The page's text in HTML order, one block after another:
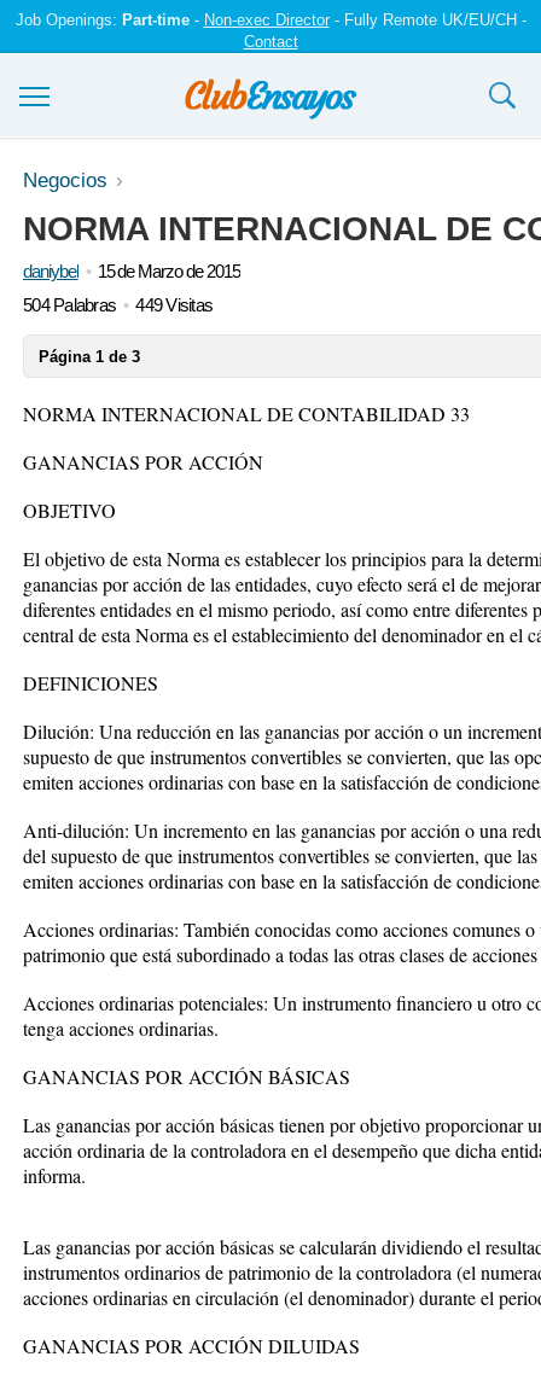
Job Openings: Part-time- Non-exec Director- Fully Remote UK/EU/CH -
Contact
Ensayos y trabajos
Registrarse
Iniciar sesión
Negocios
NORMA INTERNACIONAL DE
daniybel
15 de Marzo de 2015
504 Palabras
449 Visitas
Página 1 de 3
NORMA INTERNACIONAL DE CONTABILIDAD 33
GANANCIAS POR ACCIÓN
OBJETIVO
El objetivo de esta Norma es establecer los principios para la
ganancias por acción de las entidades, cuyo efecto será el de
diferentes entidades en el mismo periodo, así como entre
central de esta Norma es el establecimiento del denominador en el
DEFINICIONES
Dilución: Una reducción en las ganancias por acción o un
supuesto de que instrumentos convertibles se convierten, que las
emiten acciones ordinarias con base en la satisfacción de
Anti-dilución: Un incremento en las ganancias por acción o una
del supuesto de que instrumentos convertibles se convierten, que
emiten acciones ordinarias con base en la satisfacción de
Acciones ordinarias: También conocidas como acciones comunes
patrimonio que está subordinado a todas las otras clases de
Acciones ordinarias potenciales: Un instrumento financiero u otro
tenga acciones ordinarias.
GANANCIAS POR ACCIÓN BÁSICAS
Las ganancias por acción básicas tienen por objetivo proporcionar
acción ordinaria de la controladora en el desempeño que dicha
informa.
Las ganancias por acción básicas se calcularán dividiendo el
instrumentos ordinarios de patrimonio de la controladora (el
acciones ordinarias en circulación (el denominador) durante el
GANANCIAS POR ACCIÓN DILUIDAS